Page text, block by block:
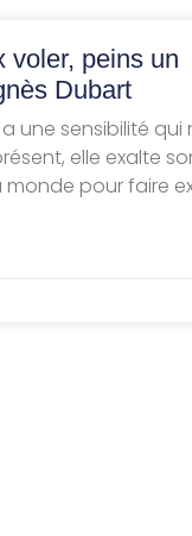
voler, peins un
Dubart
une sensibilité qui
elle exalte
pour faire